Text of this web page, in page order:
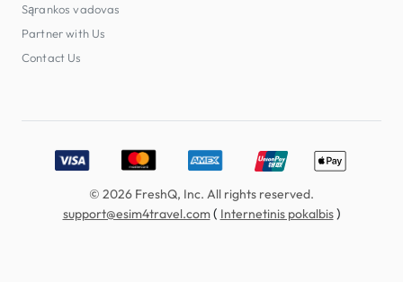
Sąrankos vadovas
Partner with Us
Contact Us
Accepted payment methods: Visa, MasterCard, American
© 2026 FreshQ, Inc. All rights reserved.
support@esim4travel.com( Internetinis pokalbis)